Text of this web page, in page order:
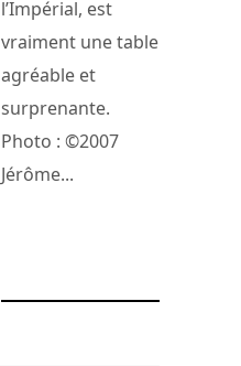
l’Impérial, est
vraiment une table
agréable et
surprenante.
Photo : ©2007
Jérôme...